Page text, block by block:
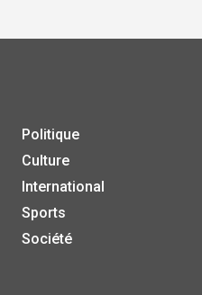
Politique
Culture
International
Sports
Société